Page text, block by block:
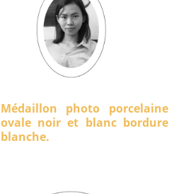
Médaillon photo porcelaine
ovale noir et blanc bordure
blanche.